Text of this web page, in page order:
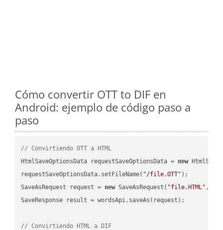
Cómo convertir OTT to DIF en
Android: ejemplo de código paso a
paso
// Convirtiendo OTT a HTML
HtmlSaveOptionsData requestSaveOptionsData = new
requestSaveOptionsData.setFileName( "/file.OTT" );
SaveAsRequest request = new SaveAsRequest( "file.HTML"
SaveResponse result = wordsApi.saveAs(request);
// Convirtiendo HTML a DIF